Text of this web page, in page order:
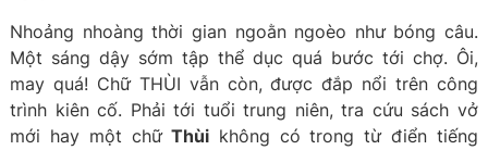
Nhoảng nhoàng thời gian ngoằn ngoèo như bóng câu.
Một sáng dậy sớm tập thể dục quá bước tới chợ. Ôi,
may quá! Chữ THÙI vẫn còn, được đắp nổi trên công
trình kiên cố. Phải tới tuổi trung niên, tra cứu sách vở
mới hay một chữThùi không có trong từ điển tiếng